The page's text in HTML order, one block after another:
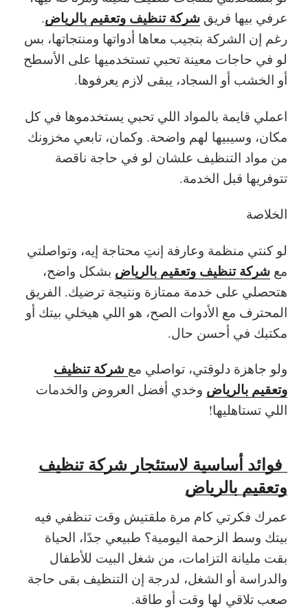
عرفي بيها فريق شركة تنظيف وتعقيم بالرياض.
رغم إن الشركة بتجيب معاها أدواتها ومنتجاتها، بس
لو في حاجات معينة تحبي تستخدميها على الأسطح
أو الخشب أو السجاد، يبقى لازم يعرفوها.
اعملي قايمة بالمواد اللي تحبي يستخدموها في كل
مكان، وسيبيها لهم واضحة. وكمان، تابعي مخزونك
من مواد التنظيف علشان لو في حاجة ناقصة
تتوفريها قبل الخدمة.
الخلاصة
لو كنتي منظمة وعارفة إنتِ محتاجة إيه، وتواصلتي
مع شركة تنظيف وتعقيم بالرياض بشكل واضح،
هتحصلي على خدمة ممتازة ونتيجة ترضيك. الفريق
المحترف مع الأدوات الصح، هو اللي هيخلي بيتك أو
مكتبك في أحسن حال.
ولو جاهزة دلوقتي، تواصلي مع شركة تنظيف
وتعقيم بالرياض وخدي أفضل العروض والخدمات
اللي تستاهليها!
فوائد أساسية لاستئجار شركة تنظيف
وتعقيم بالرياض
عمرك فكرتي كام مرة ملقتيش وقت تنظفي فيه
بيتك وسط الزحمة اليومية؟ طبيعي جدًا، الحياة
بقت مليانة التزامات، من شغل البيت للأطفال
والدراسة أو الشغل، لدرجة إن التنظيف بقى حاجة
صعب تلاقي لها وقت أو طاقة.